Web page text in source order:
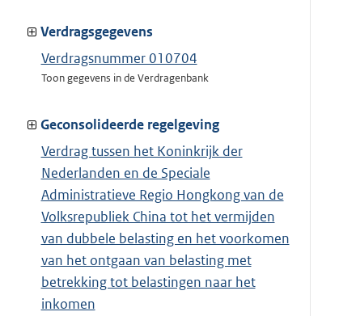
Verdragsgegevens
Verdragsnummer 010704
Toon gegevens in de Verdragenbank
Geconsolideerde regelgeving
Verdrag tussen het Koninkrijk der
Nederlanden en de Speciale
Administratieve Regio Hongkong van de
Volksrepubliek China tot het vermijden
van dubbele belasting en het voorkomen
van het ontgaan van belasting met
betrekking tot belastingen naar het
inkomen